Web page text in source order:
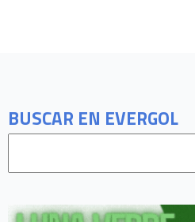
BUSCAR EN EVERGOL